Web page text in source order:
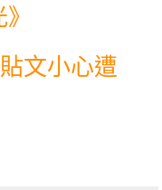
》
文小心遭